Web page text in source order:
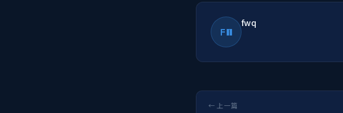
FW
fwq
← 上一篇